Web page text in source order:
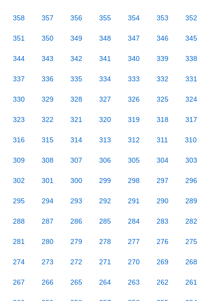
358 357 356 355 354 353 352
351 350 349 348 347 346 345
344 343 342 341 340 339 338
337 336 335 334 333 332 331
330 329 328 327 326 325 324
323 322 321 320 319 318 317
316 315 314 313 312 311 310
309 308 307 306 305 304 303
302 301 300 299 298 297 296
295 294 293 292 291 290 289
288 287 286 285 284 283 282
281 280 279 278 277 276 275
274 273 272 271 270 269 268
267 266 265 264 263 262 261